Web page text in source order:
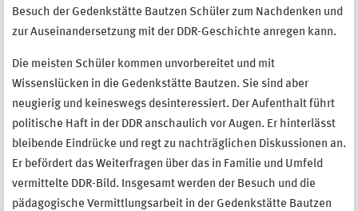
Besuch der Gedenkstätte Bautzen Schüler zum Nachdenken und
zur Auseinandersetzung mit der DDR-Geschichte anregen kann.
Die meisten Schüler kommen unvorbereitet und mit
Wissenslücken in die Gedenkstätte Bautzen. Sie sind aber
neugierig und keineswegs desinteressiert. Der Aufenthalt führt
politische Haft in der DDR anschaulich vor Augen. Er hinterlässt
bleibende Eindrücke und regt zu nachträglichen Diskussionen an.
Er befördert das Weiterfragen über das in Familie und Umfeld
vermittelte DDR-Bild. Insgesamt werden der Besuch und die
pädagogische Vermittlungsarbeit in der Gedenkstätte Bautzen